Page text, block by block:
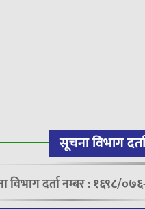
सूचना विभाग
विभाग दर्ता नम्बर : १६९८/